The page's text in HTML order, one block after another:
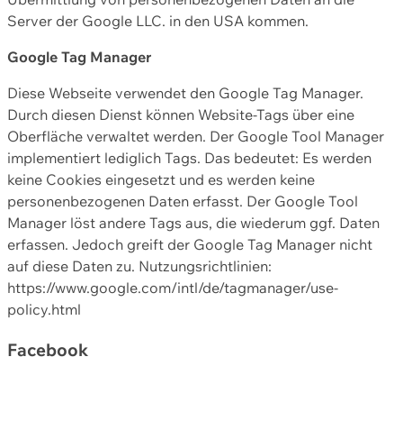
Server der Google LLC. in den USA kommen.
Google Tag Manager
Diese Webseite verwendet den Google Tag Manager.
Durch diesen Dienst können Website-Tags über eine
Oberfläche verwaltet werden. Der Google Tool Manager
implementiert lediglich Tags. Das bedeutet: Es werden
keine Cookies eingesetzt und es werden keine
personenbezogenen Daten erfasst. Der Google Tool
Manager löst andere Tags aus, die wiederum ggf. Daten
erfassen. Jedoch greift der Google Tag Manager nicht
auf diese Daten zu. Nutzungsrichtlinien:
https://www.google.com/intl/de/tagmanager/use-
policy.html
Facebook